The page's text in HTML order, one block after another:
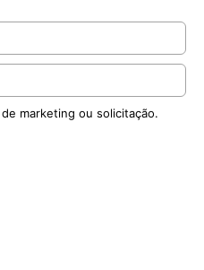
marketing ou solicitação.